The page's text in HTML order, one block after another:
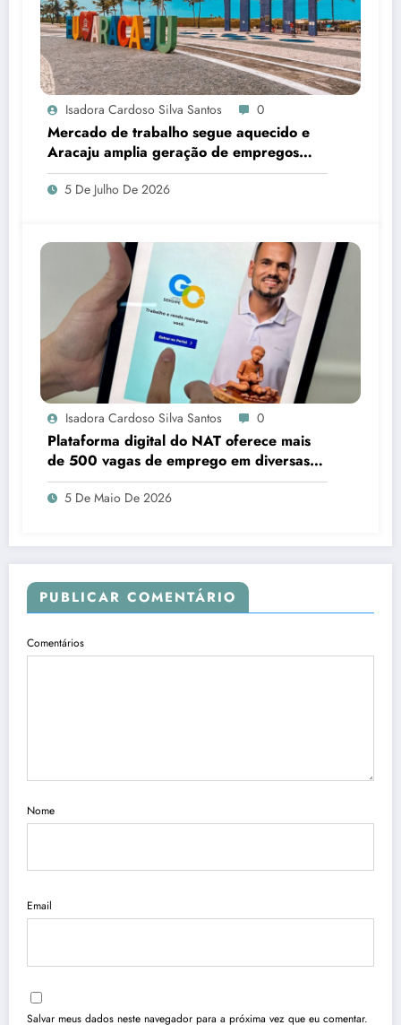
Isadora Cardoso Silva Santos 0
Mercado de trabalho segue aquecido e
Aracaju amplia geração de empregos
formais
5 De Julho De 2026
Isadora Cardoso Silva Santos 0
Plataforma digital do NAT oferece mais
de 500 vagas de emprego em diversas
áreas em Sergipe
5 De Maio De 2026
PUBLICAR COMENTÁRIO
Comentários
Nome
Email
Salvar meus dados neste navegador para a próxima vez que eu comentar.